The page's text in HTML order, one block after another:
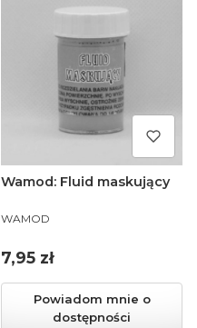
Wamod: Fluid maskujący
PRODUCENT
WAMOD
Cena
7,95 zł
Powiadom mnie o
dostępności